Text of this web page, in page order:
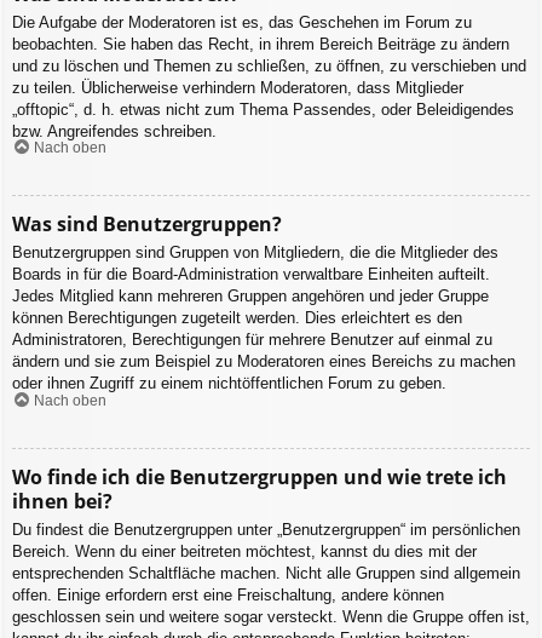
Die Aufgabe der Moderatoren ist es, das Geschehen im Forum zu
beobachten. Sie haben das Recht, in ihrem Bereich Beiträge zu ändern
und zu löschen und Themen zu schließen, zu öffnen, zu verschieben und
zu teilen. Üblicherweise verhindern Moderatoren, dass Mitglieder
„offtopic“, d. h. etwas nicht zum Thema Passendes, oder Beleidigendes
bzw. Angreifendes schreiben.
Nach oben
Was sind Benutzergruppen?
Benutzergruppen sind Gruppen von Mitgliedern, die die Mitglieder des
Boards in für die Board-Administration verwaltbare Einheiten aufteilt.
Jedes Mitglied kann mehreren Gruppen angehören und jeder Gruppe
können Berechtigungen zugeteilt werden. Dies erleichtert es den
Administratoren, Berechtigungen für mehrere Benutzer auf einmal zu
ändern und sie zum Beispiel zu Moderatoren eines Bereichs zu machen
oder ihnen Zugriff zu einem nichtöffentlichen Forum zu geben.
Nach oben
Wo finde ich die Benutzergruppen und wie trete ich
ihnen bei?
Du findest die Benutzergruppen unter „Benutzergruppen“ im persönlichen
Bereich. Wenn du einer beitreten möchtest, kannst du dies mit der
entsprechenden Schaltfläche machen. Nicht alle Gruppen sind allgemein
offen. Einige erfordern erst eine Freischaltung, andere können
geschlossen sein und weitere sogar versteckt. Wenn die Gruppe offen ist,